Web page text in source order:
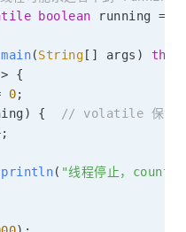
boolean running =
main(String[ ] args )
{
0;
) {
// volatile 保证读
;
println( "线程停止，count="